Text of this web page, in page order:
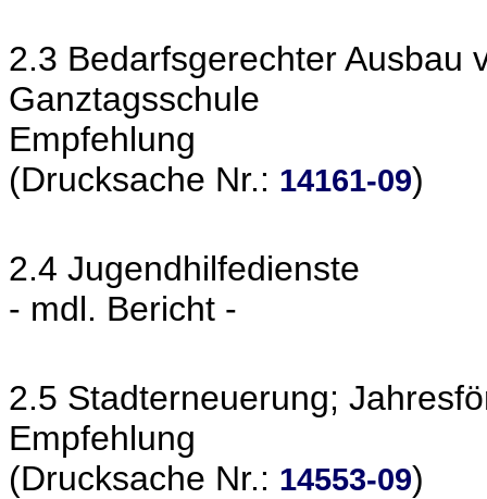
2.3 Bedarfsgerechter Ausbau
Ganztagsschule
Empfehlung
(Drucksache Nr.: 14161-09)
2.4 Jugendhilfedienste
- mdl. Bericht -
2.5 Stadterneuerung;
Empfehlung
(Drucksache Nr.: 14553-09)